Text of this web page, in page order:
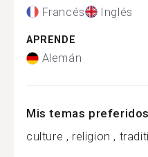
Francés Inglés
APRENDE
Alemán
Mis temas preferidos
culture , religion ,